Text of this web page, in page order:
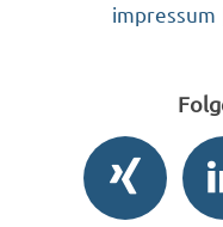
impressum